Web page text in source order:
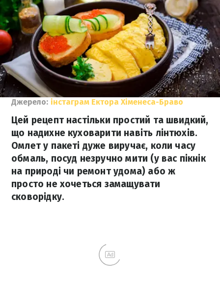
Джерело: інстаграм Ектора Хіменеса-Браво
Цей рецепт настільки простий та швидкий,
що надихне куховарити навіть лінтюхів.
Омлет у пакеті дуже виручає, коли часу
обмаль, посуд незручно мити (у вас пікнік
на природі чи ремонт удома) або ж
просто не хочеться замащувати
сковорідку.
Ad